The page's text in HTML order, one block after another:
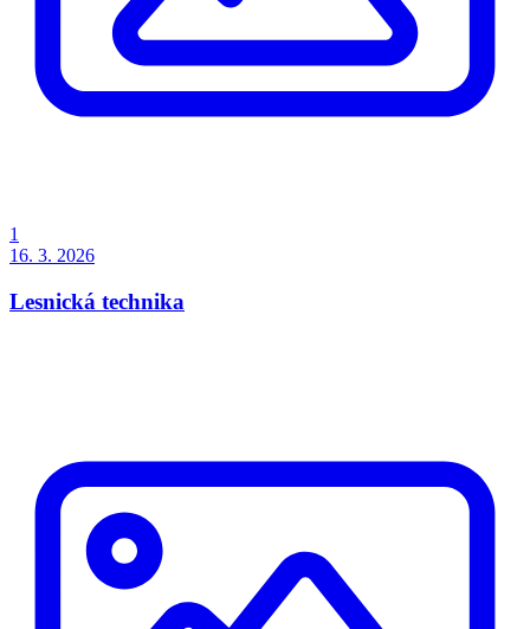
1
16. 3. 2026
Lesnická technika